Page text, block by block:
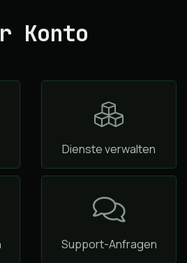
Konto
Dienste verwalten
Support-Anfragen